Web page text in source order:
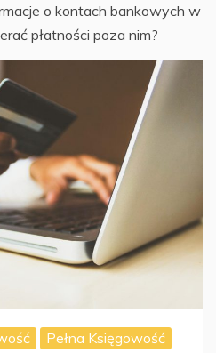
o kontach bankowych w
płatności poza nim?
Pełna Księgowość